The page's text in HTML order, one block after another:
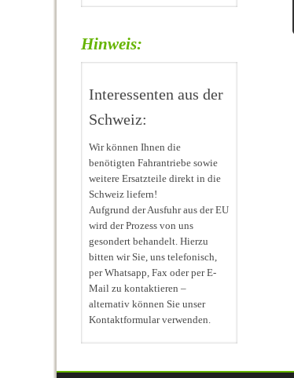
Hinweis:
Interessenten aus der
Schweiz:
Wir können Ihnen die
benötigten Fahrantriebe sowie
weitere Ersatzteile direkt in die
Schweiz liefern!
Aufgrund der Ausfuhr aus der EU
wird der Prozess von uns
gesondert behandelt. Hierzu
bitten wir Sie, uns telefonisch,
per Whatsapp, Fax oder per E-
Mail zu kontaktieren –
alternativ können Sie unser
Kontaktformular verwenden.